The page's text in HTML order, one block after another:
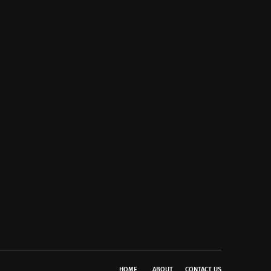
HOME ABOUT CONTACT US